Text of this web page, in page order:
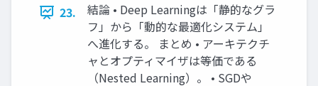
23.
結論 • Deep Learningは「静的なグラ
フ」から「動的な最適化システム」
へ進化する。 まとめ • アーキテクチ
ャとオプティマイザは等価である
（Nested Learning）。 • SGDや